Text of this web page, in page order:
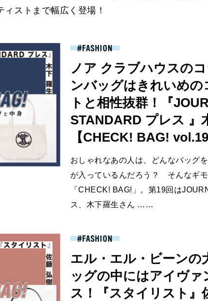
ストまで幅広く登場！
FASHION
ノア クラブハウスの
ンバッグはきれいめの
トと相性抜群！『
STANDARD プレス 』
【CHECK! BAG! vol.19
おしゃれなあの人は、どんなバッグ
が入っているんだろう？ そんなギ
「CHECK! BAG!」。第19回は
ス、木下羅生さん ……
FASHION
エル・エル・ビーンの
ッグの中にはアイヴァ
ス！『スタイリスト』